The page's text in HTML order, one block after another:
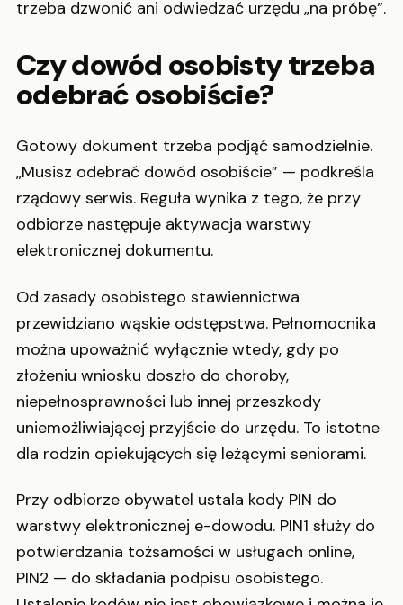
trzeba dzwonić ani odwiedzać urzędu „na próbę”.
Czy dowód osobisty trzeba
odebrać osobiście?
Gotowy dokument trzeba podjąć samodzielnie.
„Musisz odebrać dowód osobiście” — podkreśla
rządowy serwis. Reguła wynika z tego, że przy
odbiorze następuje aktywacja warstwy
elektronicznej dokumentu.
Od zasady osobistego stawiennictwa
przewidziano wąskie odstępstwa. Pełnomocnika
można upoważnić wyłącznie wtedy, gdy po
złożeniu wniosku doszło do choroby,
niepełnosprawności lub innej przeszkody
uniemożliwiającej przyjście do urzędu. To istotne
dla rodzin opiekujących się leżącymi seniorami.
Przy odbiorze obywatel ustala kody PIN do
warstwy elektronicznej e-dowodu. PIN1 służy do
potwierdzania tożsamości w usługach online,
PIN2 — do składania podpisu osobistego.